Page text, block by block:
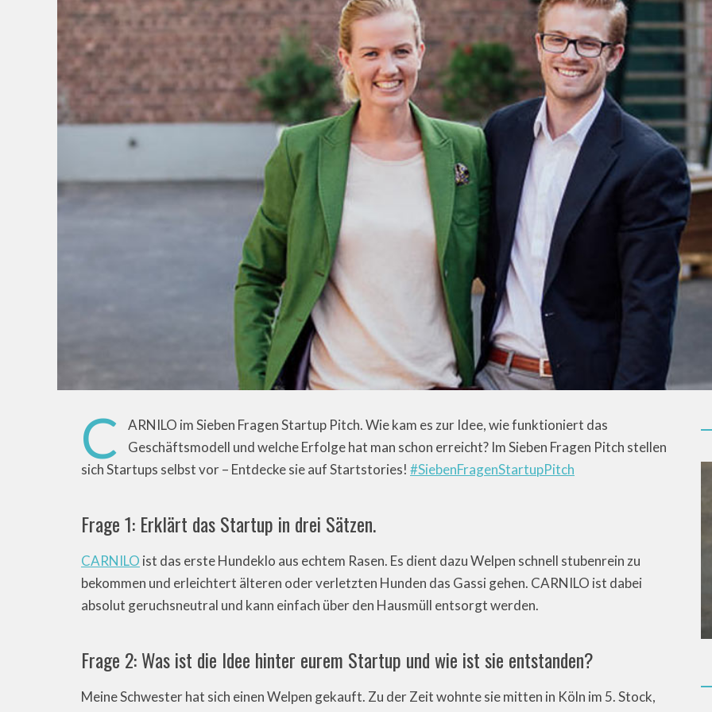
C
ARNILO im Sieben Fragen Startup Pitch. Wie kam es zur Idee, wie funktioniert das
Geschäftsmodell und welche Erfolge hat man schon erreicht? Im Sieben Fragen Pitch stellen
sich Startups selbst vor – Entdecke sie auf Startstories! #SiebenFragenStartupPitch
Frage 1: Erklärt das Startup in drei Sätzen.
CARNILO ist das erste Hundeklo aus echtem Rasen. Es dient dazu Welpen schnell stubenrein zu
bekommen und erleichtert älteren oder verletzten Hunden das Gassi gehen. CARNILO ist dabei
absolut geruchsneutral und kann einfach über den Hausmüll entsorgt werden.
Frage 2: Was ist die Idee hinter eurem Startup und wie ist sie entstanden?
Meine Schwester hat sich einen Welpen gekauft. Zu der Zeit wohnte sie mitten in Köln im 5. Stock,